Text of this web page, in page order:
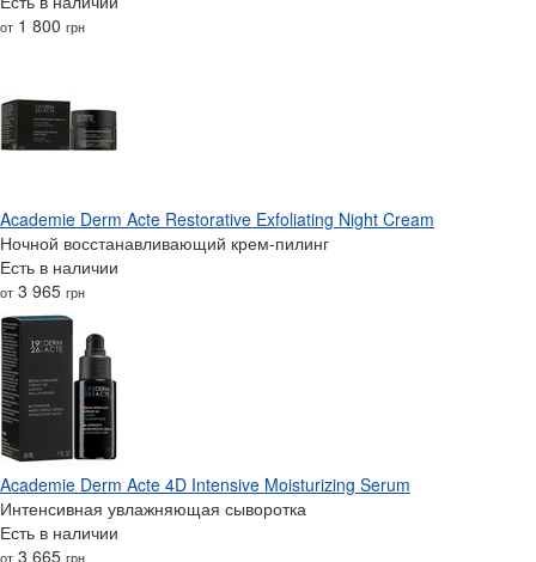
от 1 800 грн
Academie Derm Acte Restorative Exfoliating Night Cream
Ночной восстанавливающий крем-пилинг
Есть в наличии
от 3 965 грн
Academie Derm Acte 4D Intensive Moisturizing Serum
Интенсивная увлажняющая сыворотка
Есть в наличии
от 3 665 грн